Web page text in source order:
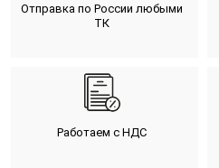
Отправка по России любыми
ТК
Работаем с НДС